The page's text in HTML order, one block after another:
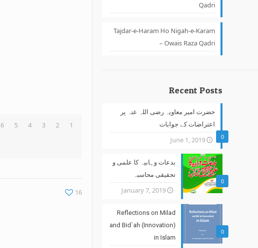
1
2
3
4
5
6
16
Qadri
Tajdar-e-Haram Ho Nigah-e-Karam
– Owais Raza Qadri
Recent Posts
0
حضرت امیر معاویہ رضی اللہ عنہ پر
اعتراضات کے جوابات
June 1, 2019
0
بدعات وہابیہ کا علمی و
تحقیقی محاسبہ
January 7, 2019
0
Reflections on Milad
and Bid`ah (Innovation)
in Islam